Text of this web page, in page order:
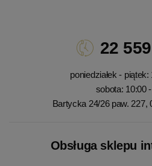
22
poniedziałek -
sobota: 10:00
Bartycka 24/26 paw. 227,
Obsługa sklepu